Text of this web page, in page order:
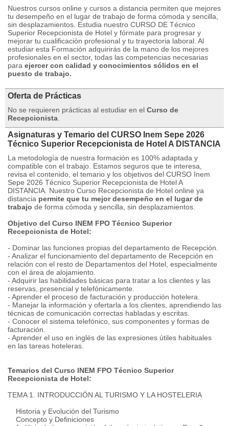
Nuestros cursos online y cursos a distancia permiten que mejores
tu desempeño en el lugar de trabajo de forma cómoda y sencilla,
sin desplazamientos. Estudia nuestro CURSO DE Técnico
Superior Recepcionista de Hotel y fórmate para progresar y
mejorar tu cualificación profesional y tu trayectoria laboral. Al
estudiar esta Formación adquirirás de la mano de los mejores
profesionales en el sector, todas las competencias necesarias
para ejercer con calidad y conocimientos sólidos en el
puesto de trabajo.
Oferta de Prácticas
No se requieren prácticas al estudiar en el Curso de
Recepcionista
Asignaturas y Temario del CURSO Inem Sepe 2026
Técnico Superior Recepcionista de Hotel A DISTANCIA
La metodología de nuestra formación es 100% adaptada y
compatible con el trabajo. Estamos seguros que te interesa,
revisa el contenido, el temario y los objetivos del CURSO Inem
Sepe 2026 Técnico Superior Recepcionista de Hotel A
DISTANCIA. Nuestro Curso Recepcionista de Hotel online ya
distancia permite que tu mejor desempeño en el lugar de
trabajo de forma cómoda y sencilla, sin desplazamientos.
Objetivo del Curso INEM FPO Técnico Superior
Recepcionista de Hotel:
- Dominar las funciones propias del departamento de Recepción.
- Analizar el funcionamiento del departamento de Recepción en
relación con el resto de Departamentos del Hotel, especialmente
con el área de alojamiento.
- Adquirir las habilidades básicas para tratar a los clientes y las
reservas, presencial y telefónicamente.
- Aprender el proceso de facturación y producción hotelera.
- Manejar la información y ofertarla a los clientes, aprendiendo las
técnicas de comunicación correctas habladas y escritas.
- Conocer el sistema telefónico, sus componentes y formas de
facturación.
- Aprender el uso en inglés de las expresiones útiles habituales
en las tareas hoteleras.
Temarios del Curso INEM FPO Técnico Superior
Recepcionista de Hotel:
TEMA 1. INTRODUCCIÓN AL TURISMO Y LA HOSTELERIA
Historia y Evolución del Turismo
Concepto y Definiciones